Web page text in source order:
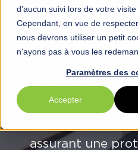
d'aucun suivi lors de votre visite
Cependant, en vue de
nous devrons utiliser un petit
n'ayons pas à vous les
Paramètres des
Accepter
La
Salaires,
Euraudit OI vous
assurant une